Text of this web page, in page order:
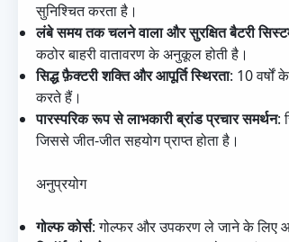
सुनिश्चित करता है।
लंबे समय तक चलने वाला और सुरक्षित बैटरी
कठोर बाहरी वातावरण के अनुकूल होती है।
सिद्ध फ़ैक्टरी शक्ति और आपूर्ति स्थिरता: 10 वर्षों
करते हैं।
पारस्परिक रूप से लाभकारी ब्रांड प्रचार समर्थन:
जिससे जीत-जीत सहयोग प्राप्त होता है।
अनुप्रयोग
गोल्फ कोर्स: गोल्फर और उपकरण ले जाने के लिए